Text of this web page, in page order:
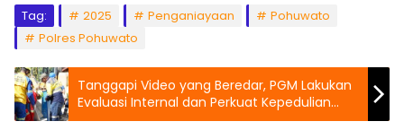
Tag: 2025 Penganiayaan
Pohuwato
Polres Pohuwato
Tanggapi Video yang Beredar, PGM Lakukan
Evaluasi Internal dan Perkuat Kepedulian
Sosial